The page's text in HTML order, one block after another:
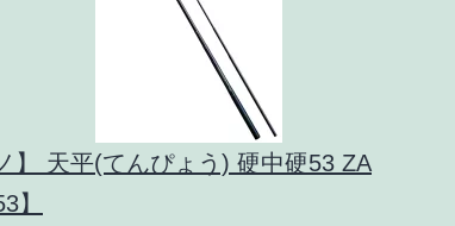
】 天平(てんぴょう) 硬中硬53 ZA
】